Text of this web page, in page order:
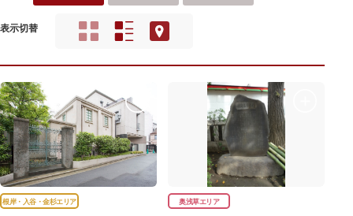
表示切替
根岸・入谷・金杉エリア 奥浅草エリア